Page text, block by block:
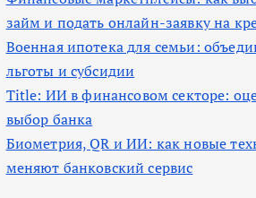
займ и подать онлайн-заявку на
Военная ипотека для семьи:
льготы и субсидии
Title: ИИ в финансовом секторе:
выбор банка
Биометрия, QR и ИИ: как новые
меняют банковский сервис